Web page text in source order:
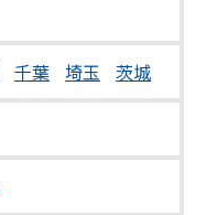
千葉 埼玉 茨城